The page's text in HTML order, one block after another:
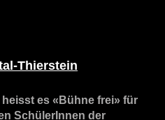
Thierstein
es «Bühne frei» für
SchülerInnen der